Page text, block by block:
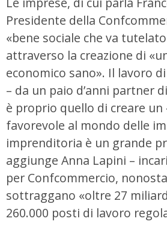
Presidente della
«bene sociale che va
attraverso la creazione di
economico sano». Il lavoro
– da un paio d’anni partner
è proprio quello di creare un
favorevole al mondo delle
imprenditoria è un grande
aggiunge Anna Lapini –
per Confcommercio,
sottraggano «oltre 27
260.000 posti di lavoro